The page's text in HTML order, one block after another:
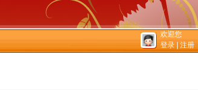
欢迎您
登录
注册